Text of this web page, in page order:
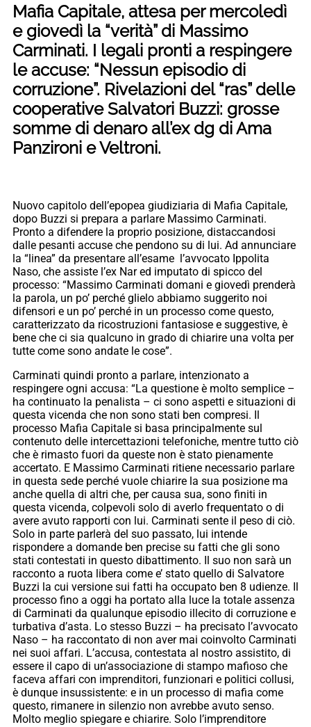
Mafia Capitale, attesa per mercoledì
e giovedì la “verità” di Massimo
Carminati. I legali pronti a respingere
le accuse: “Nessun episodio di
corruzione”. Rivelazioni del “ras” delle
cooperative Salvatori Buzzi: grosse
somme di denaro all’ex dg di Ama
Panzironi e Veltroni.
Nuovo capitolo dell’epopea giudiziaria di Mafia Capitale,
dopo Buzzi si prepara a parlare Massimo Carminati.
Pronto a difendere la proprio posizione, distaccandosi
dalle pesanti accuse che pendono su di lui. Ad annunciare
la “linea” da presentare all’esame l’avvocato Ippolita
Naso, che assiste l’ex Nar ed imputato di spicco del
processo: “Massimo Carminati domani e giovedì prenderà
la parola, un po’ perché glielo abbiamo suggerito noi
difensori e un po’ perché in un processo come questo,
caratterizzato da ricostruzioni fantasiose e suggestive, è
bene che ci sia qualcuno in grado di chiarire una volta per
tutte come sono andate le cose”.
Carminati quindi pronto a parlare, intenzionato a
respingere ogni accusa: “La questione è molto semplice –
ha continuato la penalista – ci sono aspetti e situazioni di
questa vicenda che non sono stati ben compresi. Il
processo Mafia Capitale si basa principalmente sul
contenuto delle intercettazioni telefoniche, mentre tutto ciò
che è rimasto fuori da queste non è stato pienamente
accertato. E Massimo Carminati ritiene necessario parlare
in questa sede perché vuole chiarire la sua posizione ma
anche quella di altri che, per causa sua, sono finiti in
questa vicenda, colpevoli solo di averlo frequentato o di
avere avuto rapporti con lui. Carminati sente il peso di ciò.
Solo in parte parlerà del suo passato, lui intende
rispondere a domande ben precise su fatti che gli sono
stati contestati in questo dibattimento. Il suo non sarà un
racconto a ruota libera come e’ stato quello di Salvatore
Buzzi la cui versione sui fatti ha occupato ben 8 udienze. Il
processo fino a oggi ha portato alla luce la totale assenza
di Carminati da qualunque episodio illecito di corruzione e
turbativa d’asta. Lo stesso Buzzi – ha precisato l’avvocato
Naso – ha raccontato di non aver mai coinvolto Carminati
nei suoi affari. L’accusa, contestata al nostro assistito, di
essere il capo di un’associazione di stampo mafioso che
faceva affari con imprenditori, funzionari e politici collusi,
è dunque insussistente: e in un processo di mafia come
questo, rimanere in silenzio non avrebbe avuto senso.
Molto meglio spiegare e chiarire. Solo l’imprenditore